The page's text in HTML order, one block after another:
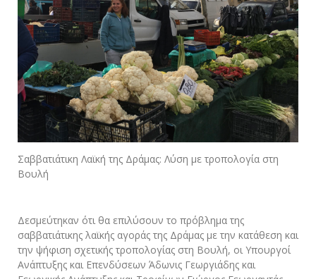
Σαββατιάτικη Λαϊκή της Δράμας: Λύση με τροπολογία στη
Βουλή
Δεσμεύτηκαν ότι θα επιλύσουν το πρόβλημα της
σαββατιάτικης λαϊκής αγοράς της Δράμας με την κατάθεση και
την ψήφιση σχετικής τροπολογίας στη Βουλή, οι Υπουργοί
Ανάπτυξης και Επενδύσεων Άδωνις Γεωργιάδης και